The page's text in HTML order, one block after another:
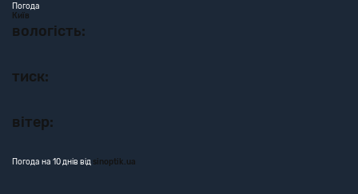
Погода
Київ
вологість:
тиск:
вітер:
Погода на 10 днів від sinoptik.ua